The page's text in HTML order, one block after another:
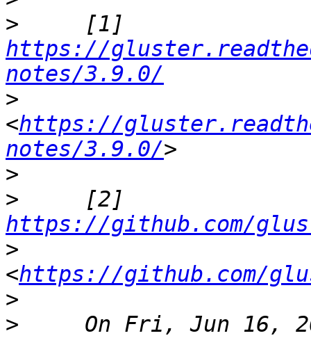
>
https://
notes/3.9.0/
>
<https://
notes/3.9.0/
>
>
https://github.com/
>
<https://github.com/
>
> On Fri, Jun 16,